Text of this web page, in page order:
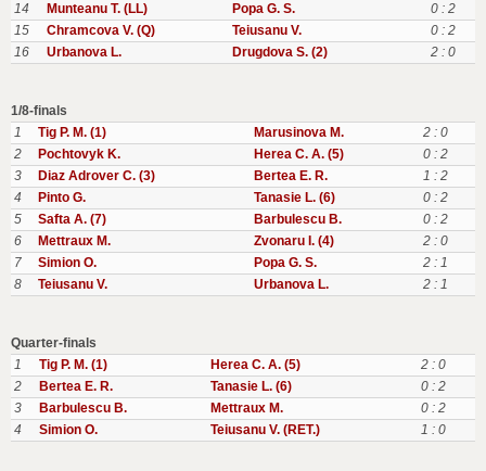
14 Munteanu T. (LL) Popa G. S.
0 : 2
15
Chramcova V. (Q) Teiusanu V.
0 : 2
16
Urbanova L. Drugdova S. (2) 2 : 0
1/8-finals
1
Tig P. M. (1) Marusinova M.
2 : 0
2
Pochtovyk K. Herea C. A. (5)
0 : 2
3
Diaz Adrover C. (3) Bertea E. R.
1 : 2
4
Pinto G. Tanasie L. (6)
0 : 2
5
Safta A. (7) Barbulescu B.
0 : 2
6
Mettraux M. Zvonaru I. (4)
2 : 0
7
Simion O. Popa G. S.
2 : 1
8
Teiusanu V. Urbanova L. 2 : 1
Quarter-finals
1
Tig P. M. (1) Herea C. A. (5)
2 : 0
2
Bertea E. R. Tanasie L. (6)
0 : 2
3
Barbulescu B. Mettraux M.
0 : 2
4
Simion O. Teiusanu V. (RET.) 1 : 0